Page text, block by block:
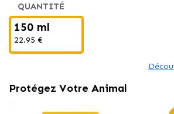
hydratante, antiseborrhéique et
QUANTITÉ
150 ml
22.95 €
Protégez Votre Animal